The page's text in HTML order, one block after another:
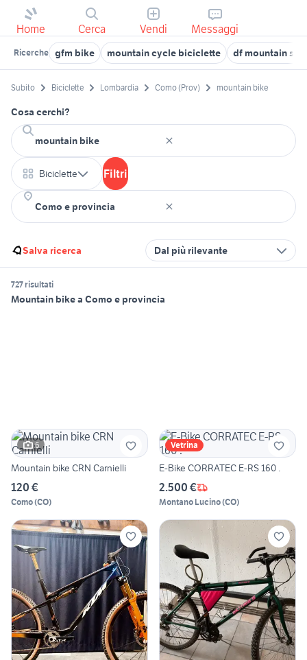
Home Cerca Vendi Messaggi
Ricerche gfm bike mountain cycle biciclette df mountain
Subito Biciclette Lombardia Como (Prov) mountain bike
Cosa cerchi?
Biciclette Filtri
Salva ricerca Dal più rilevante
727 risultati
Mountain bike a Como e provincia
6
Mountain bike CRN Carnielli
120 €
Como(CO)
Vetrina
E-Bike CORRATEC E-RS 160 .
2.500 €
Montano Lucino(CO)